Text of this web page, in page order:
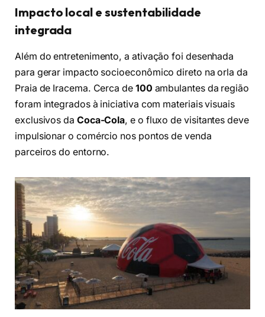
Impacto local e sustentabilidade
integrada
Além do entretenimento, a ativação foi desenhada
para gerar impacto socioeconômico direto na orla da
Praia de Iracema. Cerca de 100 ambulantes da região
foram integrados à iniciativa com materiais visuais
exclusivos da Coca-Cola, e o fluxo de visitantes deve
impulsionar o comércio nos pontos de venda
parceiros do entorno.